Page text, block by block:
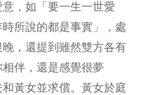
，如「要一生一世愛
所說的都是事實」，處
，還提到雖然雙方各有
伴，還是感覺很夢
黃女並求償。黃女於庭